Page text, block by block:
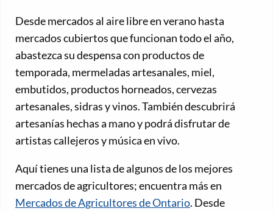
Desde mercados al aire libre en verano hasta
mercados cubiertos que funcionan todo el año,
abastezca su despensa con productos de
temporada, mermeladas artesanales, miel,
embutidos, productos horneados, cervezas
artesanales, sidras y vinos. También descubrirá
artesanías hechas a mano y podrá disfrutar de
artistas callejeros y música en vivo.
Aquí tienes una lista de algunos de los mejores
mercados de agricultores; encuentra más en
Mercados de Agricultores de Ontario. Desde